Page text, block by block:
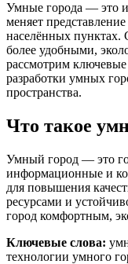
Умные города — это
меняет
населённых пунктах.
более удобными,
рассмотрим
разработки умных
пространства.
Что такое
Умный город — это
информационные и
для повышения
ресурсами и
город комфортным,
Ключевые слова:
технологии умного